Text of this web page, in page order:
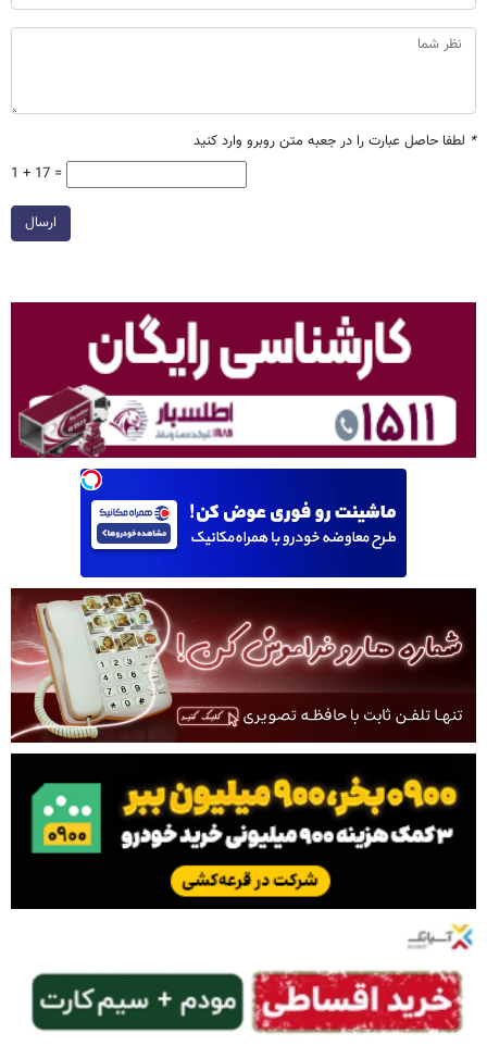
* لطفا حاصل عبارت را در جعبه متن روبرو وارد کنید
1 + 17 =
ارسال